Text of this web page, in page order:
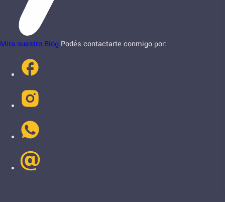
Mira nuestro Blog Podés contactarte conmigo por: